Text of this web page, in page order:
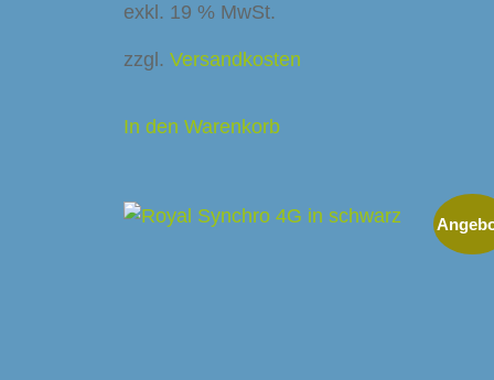
exkl. 19 % MwSt.
zzgl. Versandkosten
In den Warenkorb